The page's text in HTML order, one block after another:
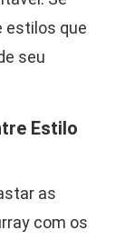
estilos que
seu
Estilo
as
com os